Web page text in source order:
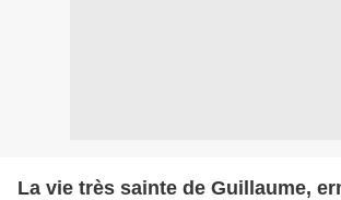
La vie très sainte de Guillaume,